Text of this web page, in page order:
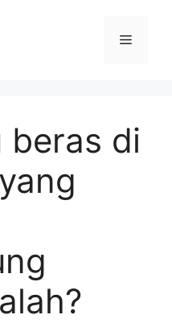
Menu
beras di